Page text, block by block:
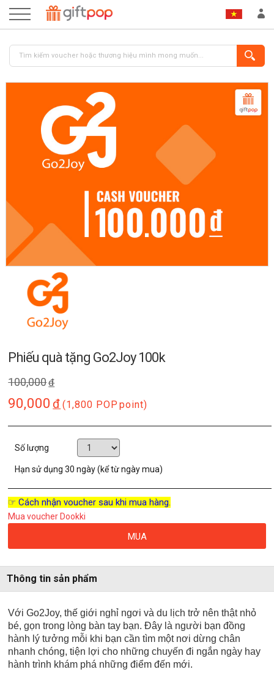
ĐĂNG NHẬP ĐĂNG KÝ
Phiếu quà tặng Go2Joy 100k
100,000đ
90,000 đ (1,800 POP point)
Số lượng
Hạn sử dụng30 ngày (kể từ ngày mua)
☞ Cách nhận voucher sau khi mua hàng.
Mua voucher Dookki
MUA
Thông tin sản phẩm
Với Go2Joy, thế giới nghỉ ngơi và du lịch trở nên thật nhỏ
bé, gọn trong lòng bàn tay bạn. Đây là người bạn đồng
hành lý tưởng mỗi khi bạn cần tìm một nơi dừng chân
nhanh chóng, tiện lợi cho những chuyến đi ngắn ngày hay
hành trình khám phá những điểm đến mới.